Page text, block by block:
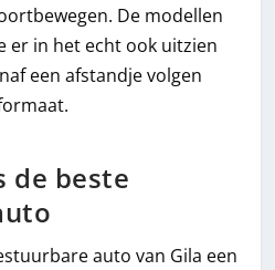
De modellen
er in het echt ook uitzien
een afstandje volgen
de beste
auto van Gila een